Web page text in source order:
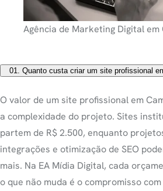
Agência de Marketing Digital em
01. Quanto custa criar um site profissional
O valor de um site profissional em
a complexidade do projeto. Sites
partem de R$ 2.500, enquanto
integrações e otimização de SEO
mais. Na EA Mídia Digital, cada
o que não muda é o compromisso